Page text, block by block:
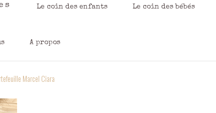
Le coin des enfants Le coin des bébés
A propos
Marcel Ciara